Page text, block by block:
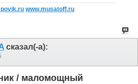
www.musatoff.ru
сказал(-а):
/ маломощный